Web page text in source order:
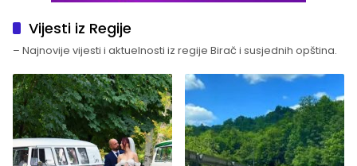
Vijesti iz Regije
– Najnovije vijesti i aktuelnosti iz regije Birač i susjednih opština.